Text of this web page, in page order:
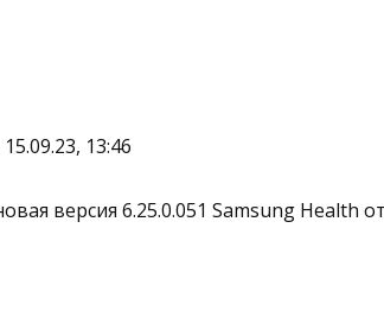
13:46
версия 6.25.0.051 Samsung Health